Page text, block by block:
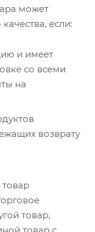
может
если:
и имеет
со всеми
на
возврату
товар,